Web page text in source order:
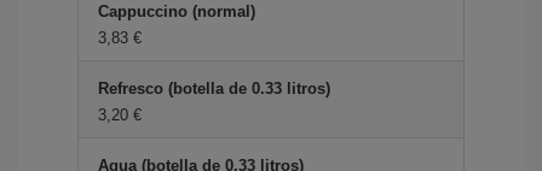
Cappuccino (normal)
3,83 €
Refresco (botella de 0.33 litros)
3,20 €
Agua (botella de 0.33 litros)